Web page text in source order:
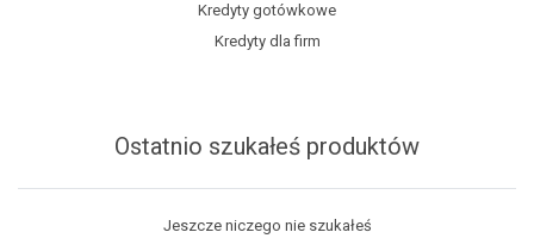
Kredyty gotówkowe
Kredyty dla firm
Ostatnio szukałeś produktów
Jeszcze niczego nie szukałeś